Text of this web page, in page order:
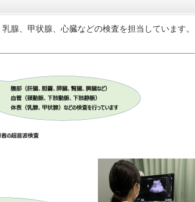
腺、甲状腺、心臓などの検査を担当しています。